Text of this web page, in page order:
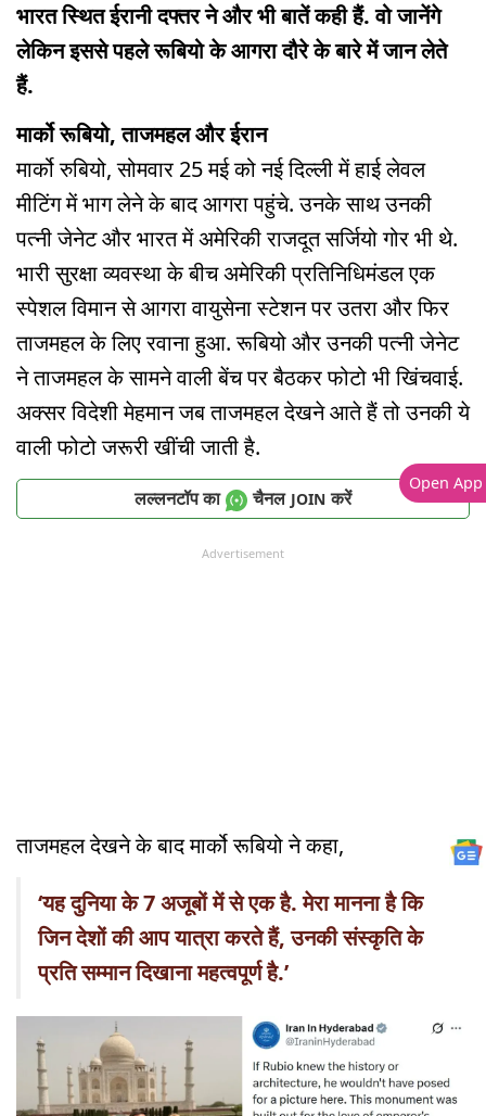
भारत स्थित ईरानी दफ्तर ने और भी बातें कही हैं. वो जानेंगे
लेकिन इससे पहले रूबियो के आगरा दौरे के बारे में जान लेते
हैं.
मार्को रूबियो, ताजमहल और ईरान
मार्को रुबियो, सोमवार 25 मई को नई दिल्ली में हाई लेवल
मीटिंग में भाग लेने के बाद आगरा पहुंचे. उनके साथ उनकी
पत्नी जेनेट और भारत में अमेरिकी राजदूत सर्जियो गोर भी थे.
भारी सुरक्षा व्यवस्था के बीच अमेरिकी प्रतिनिधिमंडल एक
स्पेशल विमान से आगरा वायुसेना स्टेशन पर उतरा और फिर
ताजमहल के लिए रवाना हुआ. रूबियो और उनकी पत्नी जेनेट
ने ताजमहल के सामने वाली बेंच पर बैठकर फोटो भी खिंचवाई.
अक्सर विदेशी मेहमान जब ताजमहल देखने आते हैं तो उनकी ये
वाली फोटो जरूरी खींची जाती है.
लल्लनटॉप का चैनल JOIN करें
Advertisement
ताजमहल देखने के बाद मार्को रूबियो ने कहा,
‘यह दुनिया के 7 अजूबों में से एक है. मेरा मानना ​​है कि
जिन देशों की आप यात्रा करते हैं, उनकी संस्कृति के
प्रति सम्मान दिखाना महत्वपूर्ण है.’
Open App